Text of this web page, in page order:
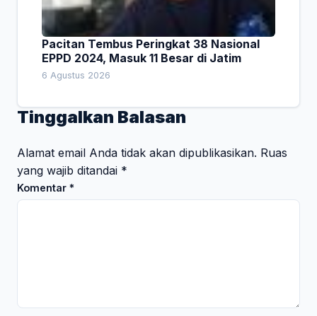
Pacitan Tembus Peringkat 38 Nasional
EPPD 2024, Masuk 11 Besar di Jatim
6 Agustus 2026
Tinggalkan Balasan
Alamat email Anda tidak akan dipublikasikan. Ruas
yang wajib ditandai *
Komentar *